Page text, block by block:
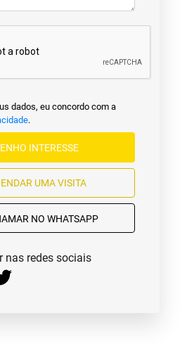
dados, eu concordo com a
.
TENHO INTERESSE
AGENDAR UMA VISITA
NO WHATSAPP
nas redes sociais